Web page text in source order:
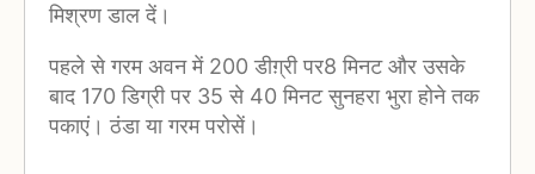
मिश्रण डाल दें।
पहले से गरम अवन में 200 डीग़्री पर8 मिनट और उसके
बाद 170 डिग्री पर 35 से 40 मिनट सुनहरा भुरा होने तक
पकाएं। ठंडा या गरम परोसें।